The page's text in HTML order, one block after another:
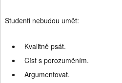
Studenti nebudou umět:
Kvalitně psát.
Číst s porozuměním.
Argumentovat.